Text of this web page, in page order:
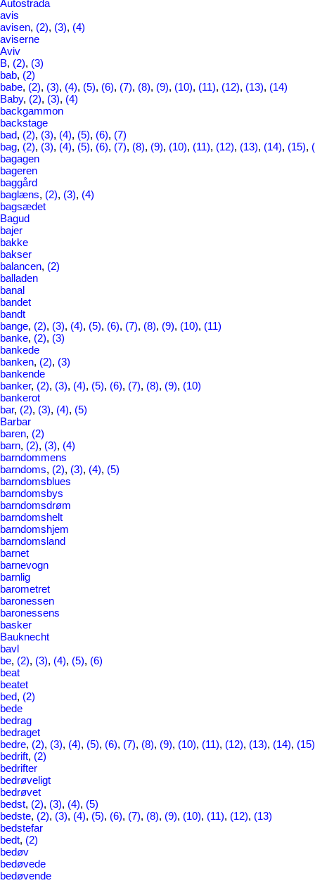
Autostrada
avis
avisen, (2), (3), (4)
aviserne
Aviv
B, (2), (3)
bab, (2)
babe, (2), (3), (4), (5), (6), (7), (8), (9), (10), (11), (12), (13), (14)
Baby, (2), (3), (4)
backgammon
backstage
bad, (2), (3), (4), (5), (6), (7)
bag, (2), (3), (4), (5), (6), (7), (8), (9), (10), (11), (12), (13), (14), (15),
bagagen
bageren
baggård
baglæns, (2), (3), (4)
bagsædet
Bagud
bajer
bakke
bakser
balancen, (2)
balladen
banal
bandet
bandt
bange, (2), (3), (4), (5), (6), (7), (8), (9), (10), (11)
banke, (2), (3)
bankede
banken, (2), (3)
bankende
banker, (2), (3), (4), (5), (6), (7), (8), (9), (10)
bankerot
bar, (2), (3), (4), (5)
Barbar
baren, (2)
barn, (2), (3), (4)
barndommens
barndoms, (2), (3), (4), (5)
barndomsblues
barndomsbys
barndomsdrøm
barndomshelt
barndomshjem
barndomsland
barnet
barnevogn
barnlig
barometret
baronessen
baronessens
basker
Bauknecht
bavl
be, (2), (3), (4), (5), (6)
beat
beatet
bed, (2)
bede
bedrag
bedraget
bedre, (2), (3), (4), (5), (6), (7), (8), (9), (10), (11), (12), (13), (14), (15)
bedrift, (2)
bedrifter
bedrøveligt
bedrøvet
bedst, (2), (3), (4), (5)
bedste, (2), (3), (4), (5), (6), (7), (8), (9), (10), (11), (12), (13)
bedstefar
bedt, (2)
bedøv
bedøvede
bedøvende